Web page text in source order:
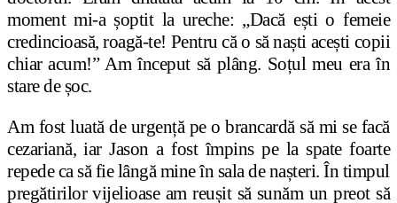
moment mi-a șoptit la ureche: „Dacă ești o femeie
credincioasă, roagă-te! Pentru că o să naști acești copii
chiar acum!” Am început să plâng. Soțul meu era în
stare de șoc.
Am fost luată de urgență pe o brancardă să mi se facă
cezariană, iar Jason a fost împins pe la spate foarte
repede ca să fie lângă mine în sala de nașteri. În timpul
pregătirilor vijelioase am reușit să sunăm un preot să